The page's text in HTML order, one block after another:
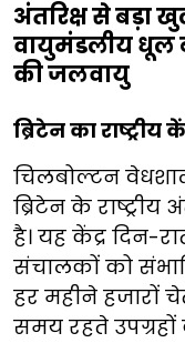
अंतरिक्ष से बड़ा
वायुमंडलीय धूल
की जलवायु
ब्रिटेन का राष्ट्रीय
चिलबोल्टन
ब्रिटेन के
है। यह केंद्र दिन-
संचालकों को
हर महीने हजारों
समय रहते